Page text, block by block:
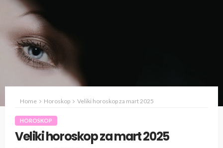
Home Horoskop Veliki horoskop za mart 2025
HOROSKOP
Veliki horoskop za mart 2025